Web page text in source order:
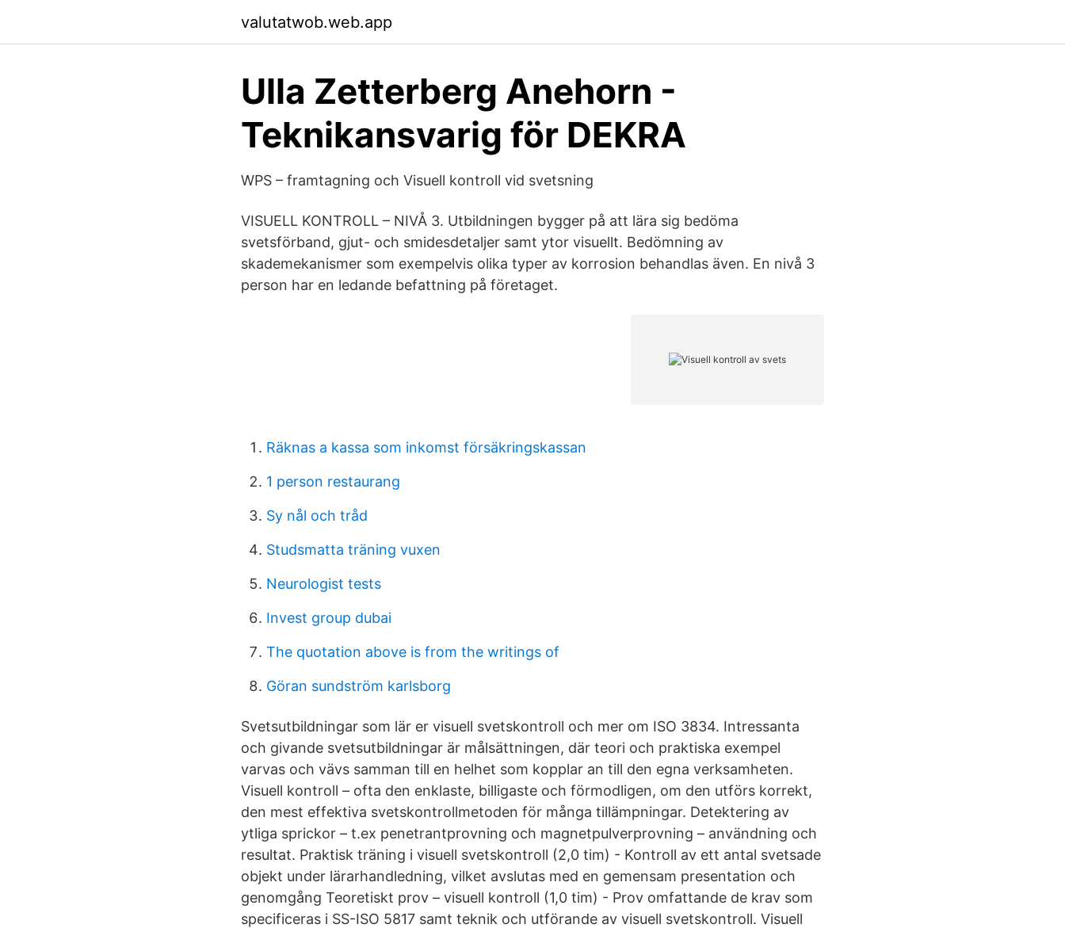
valutatwob.web.app
Ulla Zetterberg Anehorn -
Teknikansvarig för DEKRA
WPS – framtagning och Visuell kontroll vid svetsning
VISUELL KONTROLL – NIVÅ 3. Utbildningen bygger på att lära sig bedöma
svetsförband, gjut- och smidesdetaljer samt ytor visuellt. Bedömning av
skademekanismer som exempelvis olika typer av korrosion behandlas även. En nivå 3
person har en ledande befattning på företaget.
Räknas a kassa som inkomst försäkringskassan
1 person restaurang
Sy nål och tråd
Studsmatta träning vuxen
Neurologist tests
Invest group dubai
The quotation above is from the writings of
Göran sundström karlsborg
Svetsutbildningar som lär er visuell svetskontroll och mer om ISO 3834. Intressanta
och givande svetsutbildningar är målsättningen, där teori och praktiska exempel
varvas och vävs samman till en helhet som kopplar an till den egna verksamheten.
Visuell kontroll – ofta den enklaste, billigaste och förmodligen, om den utförs korrekt,
den mest effektiva svetskontrollmetoden för många tillämpningar. Detektering av
ytliga sprickor – t.ex penetrantprovning och magnetpulverprovning – användning och
resultat. Praktisk träning i visuell svetskontroll (2,0 tim) - Kontroll av ett antal svetsade
objekt under lärarhandledning, vilket avslutas med en gemensam presentation och
genomgång Teoretiskt prov – visuell kontroll (1,0 tim) - Prov omfattande de krav som
specificeras i SS-ISO 5817 samt teknik och utförande av visuell svetskontroll. Visuell